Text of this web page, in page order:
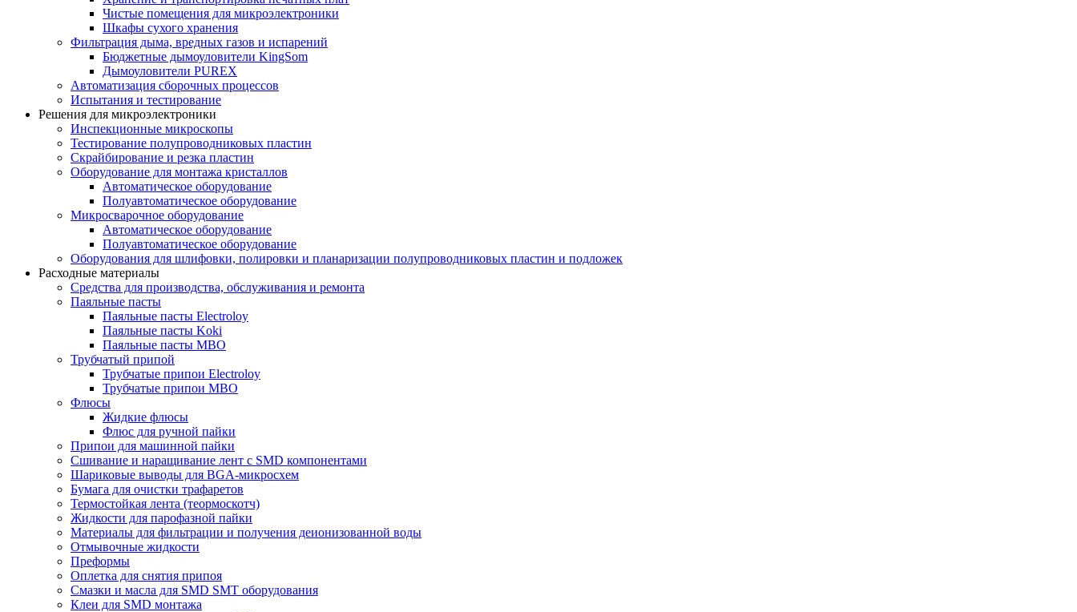
Чистые помещения для микроэлектроники
Шкафы сухого хранения
Фильтрация дыма, вредных газов и испарений
Бюджетные дымоуловители KingSom
Дымоуловители PUREX
Автоматизация сборочных процессов
Испытания и тестирование
Решения для микроэлектроники
Инспекционные микроскопы
Тестирование полупроводниковых пластин
Скрайбирование и резка пластин
Оборудование для монтажа кристаллов
Автоматическое оборудование
Полуавтоматическое оборудование
Микросварочное оборудование
Автоматическое оборудование
Полуавтоматическое оборудование
Оборудования для шлифовки, полировки и планаризации полупроводниковых пластин и подложек
Расходные материалы
Средства для производства, обслуживания и ремонта
Паяльные пасты
Паяльные пасты Electroloy
Паяльные пасты Koki
Паяльные пасты MBO
Трубчатый припой
Трубчатые припои Electroloy
Трубчатые припои MBO
Флюсы
Жидкие флюсы
Флюс для ручной пайки
Припои для машинной пайки
Сшивание и наращивание лент с SMD компонентами
Шариковые выводы для BGA-микросхем
Бумага для очистки трафаретов
Термостойкая лента (теормоскотч)
Жидкости для парофазной пайки
Материалы для фильтрации и получения деионизованной воды
Отмывочные жидкости
Преформы
Оплетка для снятия припоя
Смазки и масла для SMD SMT оборудования
Клеи для SMD монтажа